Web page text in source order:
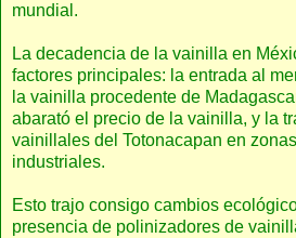
mundial.
La decadencia de la vainilla en
factores principales: la entrada al
la vainilla procedente de
abarató el precio de la vainilla, y la
vainillales del Totonacapan en
industriales.
Esto trajo consigo cambios
presencia de polinizadores de